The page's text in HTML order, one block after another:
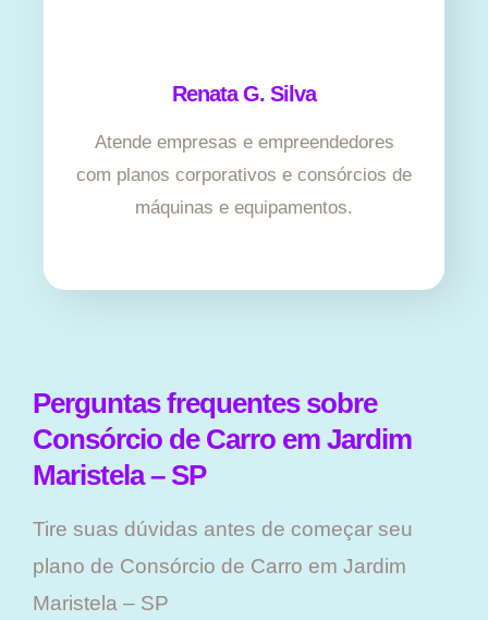
Renata G. Silva
Atende empresas e empreendedores
com planos corporativos e consórcios de
máquinas e equipamentos.
Perguntas frequentes sobre
Consórcio de Carro em Jardim
Maristela – SP
Tire suas dúvidas antes de começar seu
plano ​de Consórcio de Carro em Jardim
Maristela – SP